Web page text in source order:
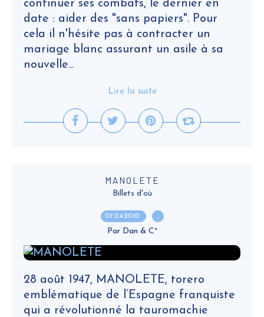
continuer ses combats, le dernier en
date : aider des "sans papiers". Pour
cela il n'hésite pas à contracter un
mariage blanc assurant un asile à sa
nouvelle...
Lire la suite
MANOLETE
Billets d'où
07.04.2010 …
Par Dan & C°
28 août 1947, MANOLETE, torero
emblématique de l’Espagne franquiste
qui a révolutionné la tauromachie